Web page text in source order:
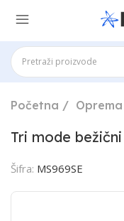
Početna
Tri mode
Šifra: MS969SE